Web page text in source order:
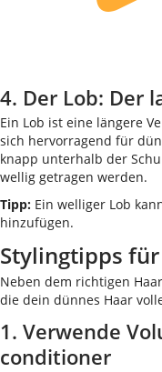
4. Der Lob: Der
Ein Lob ist eine längere
sich hervorragend für
knapp unterhalb der
wellig getragen werden.
Tipp: Ein welliger Lob
hinzufügen.
Stylingtipps
Neben dem richtigen
die dein dünnes Haar
1. Verwende
conditioner